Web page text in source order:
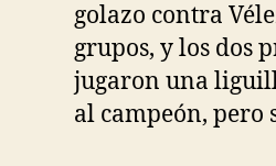
golazo contra
grupos, y los dos
jugaron una
al campeón,